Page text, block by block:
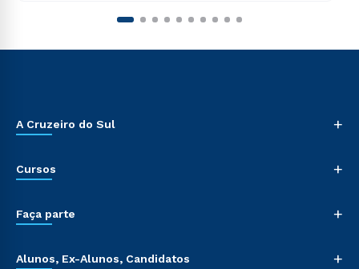
A Cruzeiro do Sul +
Cursos +
Faça parte +
Alunos, Ex-Alunos, Candidatos +